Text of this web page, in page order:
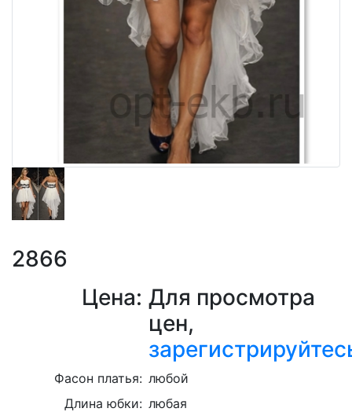
2866
Цена: Для просмотра
цен,
Фасон платья: любой
Длина юбки: любая